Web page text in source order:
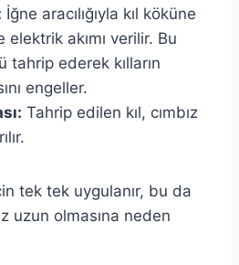
İğne aracılığıyla kıl köküne
akımı verilir. Bu
tahrip ederek kılların
engeller.
Tahrip edilen kıl, cımbız
tek tek uygulanır, bu da
uzun olmasına neden